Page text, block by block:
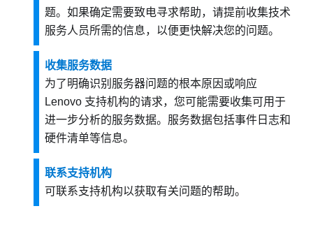
题。如果确定需要致电寻求帮助，请提前收集技术
服务人员所需的信息，以便更快解决您的问题。
收集服务数据
为了明确识别服务器问题的根本原因或响应
Lenovo 支持机构的请求，您可能需要收集可用于
进一步分析的服务数据。服务数据包括事件日志和
硬件清单等信息。
联系支持机构
可联系支持机构以获取有关问题的帮助。